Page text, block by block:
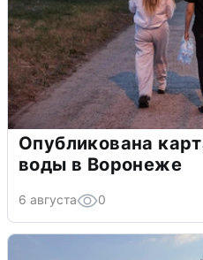
Опубликована
воды в Воронеже
6 августа 0